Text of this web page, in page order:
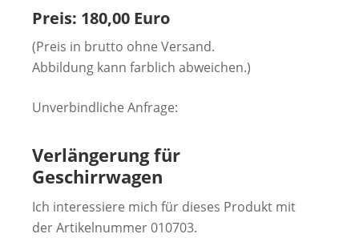
Preis: 180,00 Euro
(Preis in brutto ohne Versand.
Abbildung kann farblich abweichen.)
Unverbindliche Anfrage:
Verlängerung für
Geschirrwagen
Ich interessiere mich für dieses Produkt mit
der Artikelnummer 010703.